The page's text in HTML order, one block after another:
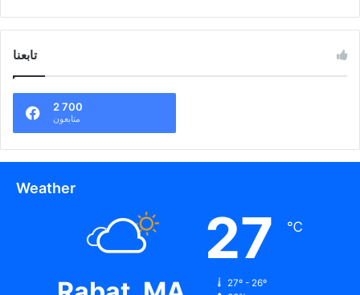
تابعنا
2 700
متابعون
Weather
27 ℃
27º - 26º